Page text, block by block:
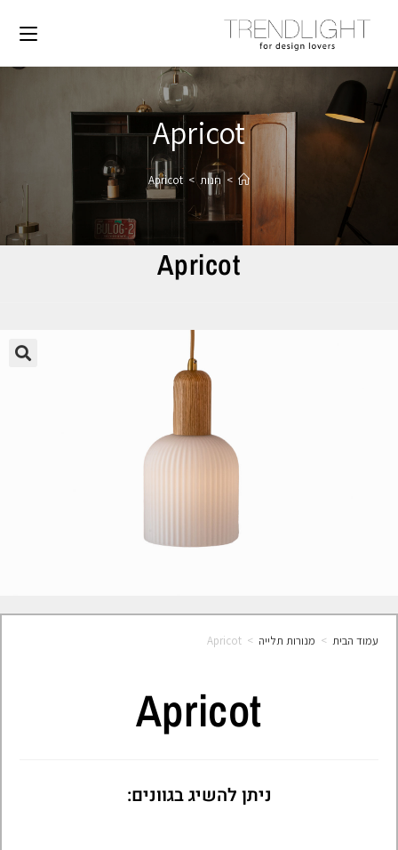
Apricot
> חנות >
Apricot
Apricot
עמוד הבית > מנורות תלייה >
Apricot
Apricot
ניתן להשיג בגוונים: